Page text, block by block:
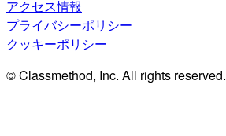
アクセス情報
プライバシーポリシー
クッキーポリシー
© Classmethod, Inc. All rights reserved.